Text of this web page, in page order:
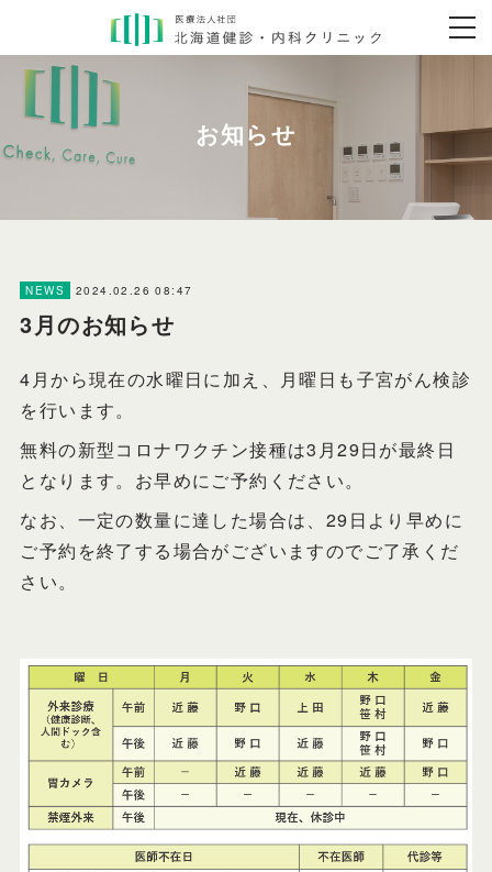
NEWS 2024.02.26 08:47
3月のお知らせ
4月から現在の水曜日に加え、月曜日も子宮がん検診
を行います。
無料の新型コロナワクチン接種は3月29日が最終日
となります。お早めにご予約ください。
なお、一定の数量に達した場合は、29日より早めに
ご予約を終了する場合がございますのでご了承くだ
さい。